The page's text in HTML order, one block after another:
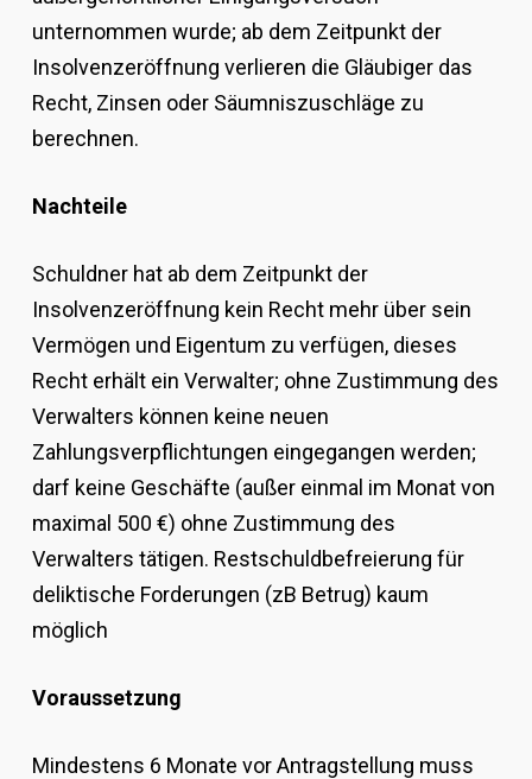
unternommen wurde; ab dem Zeitpunkt der
Insolvenzeröffnung verlieren die Gläubiger das
Recht, Zinsen oder Säumniszuschläge zu
berechnen.
Nachteile
Schuldner hat ab dem Zeitpunkt der
Insolvenzeröffnung kein Recht mehr über sein
Vermögen und Eigentum zu verfügen, dieses
Recht erhält ein Verwalter; ohne Zustimmung des
Verwalters können keine neuen
Zahlungsverpflichtungen eingegangen werden;
darf keine Geschäfte (außer einmal im Monat von
maximal 500 €) ohne Zustimmung des
Verwalters tätigen. Restschuldbefreierung für
deliktische Forderungen (zB Betrug) kaum
möglich
Voraussetzung
Mindestens 6 Monate vor Antragstellung muss